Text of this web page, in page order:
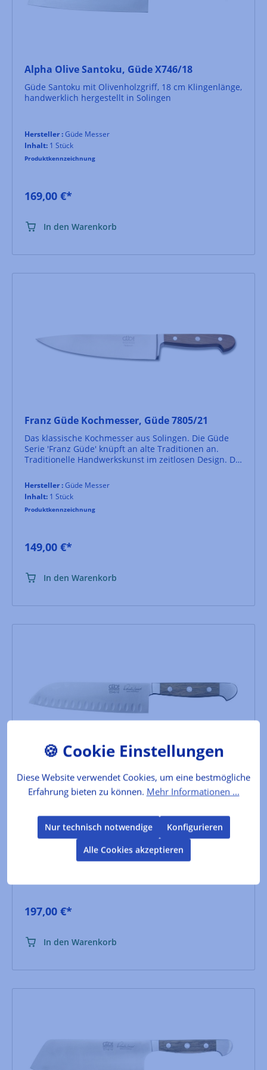
Alpha Olive Santoku, Güde X746/18
Güde Santoku mit Olivenholzgriff, 18 cm Klingenlänge,
handwerklich hergestellt in Solingen
Hersteller :Güde Messer
Inhalt: 1 Stück
Produktkennzeichnung
169,00 €*
In den Warenkorb
Franz Güde Kochmesser, Güde 7805/21
Das klassische Kochmesser aus Solingen. Die Güde
Serie 'Franz Güde' knüpft an alte Traditionen an.
Traditionelle Handwerkskunst im zeitlosen Design. Die
hochwertigem, rostfreien Chrom-Molybdän-
Vanadium-Stahl, einen Griff aus gebeiztem
Pflaumenholz und Aluminiumnieten.
Hersteller :Güde Messer
Inhalt: 1 Stück
Produktkennzeichnung
149,00 €*
In den Warenkorb
Alpha Faßeiche Santoku mit
Kullenschliff, Güde E546/18
Güde Messer
197,00 €*
In den Warenkorb
Diese Website verwendet Cookies, um eine bestmögliche
Erfahrung bieten zu können. Mehr Informationen ...
Nur technisch notwendige
Konfigurieren
Alle Cookies akzeptieren